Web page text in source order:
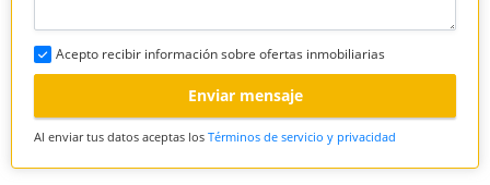
Acepto recibir información sobre ofertas inmobiliarias
Enviar mensaje
Al enviar tus datos aceptas los Términos de servicio y privacidad